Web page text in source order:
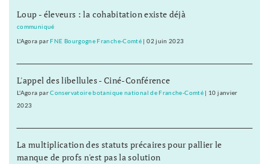
Loup - éleveurs : la cohabitation existe déjà
communiqué
L'Agora parFNE Bourgogne Franche-Comté |02 juin 2023
L'appel des libellules - Ciné-Conférence
L'Agora parConservatoire botanique national de Franche-Comté| 10 janvier
2023
La multiplication des statuts précaires pour pallier le
manque de profs n'est pas la solution